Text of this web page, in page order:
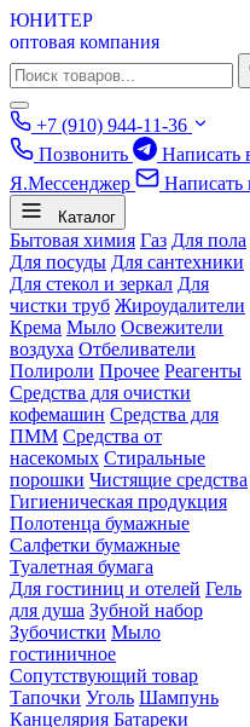
ЮНИТЕР
оптовая компания
+7 (910) 944-11-36
Позвонить
Написать
Я.Мессенджер
Написать
Каталог
Бытовая химия Газ Для пола
Для посуды Для сантехники
Для стекол и зеркал Для
чистки труб Жироудалители
Крема Мыло Освежители
воздуха Отбеливатели
Полироли Прочее Реагенты
Средства для очистки
кофемашин Средства для
ПММ Средства от
насекомых Стиральные
порошки Чистящие средства
Гигиеническая продукция
Полотенца бумажные
Салфетки бумажные
Туалетная бумага
Для гостиниц и отелей Гель
для душа Зубной набор
Зубочистки Мыло
гостиничное
Сопутствующий товар
Тапочки Уголь Шампунь
Канцелярия Батареки